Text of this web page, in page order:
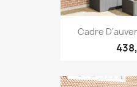
Cadre